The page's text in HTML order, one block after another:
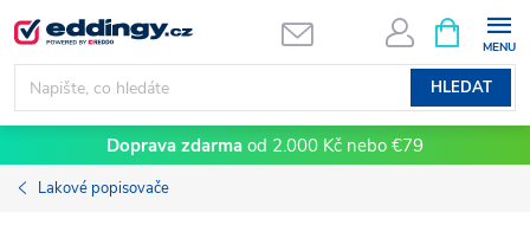
Přejít
na
obsah
HLEDAT
NÁKUPNÍ
KOŠÍK
Doprava zdarma od 2.000 Kč nebo €79
Lakové popisovače